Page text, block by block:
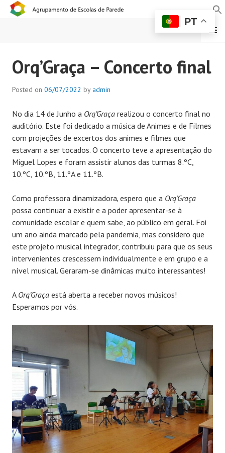
AGRUPAMENTO DE
ESCOLAS DE PAREDE
MENU
Orq’Graça – Concerto final
Posted on 06/07/2022 by admin
No dia 14 de Junho a Orq’Graça realizou o concerto final no
auditório. Este foi dedicado a música de Animes e de Filmes
com projeções de excertos dos animes e filmes que
estavam a ser tocados. O concerto teve a apresentação do
Miguel Lopes e foram assistir alunos das turmas 8.ºC,
10.ºC, 10.ºB, 11.ºA e 11.ºB.
Como professora dinamizadora, espero que a Orq’Graça
possa continuar a existir e a poder apresentar-se à
comunidade escolar e quem sabe, ao público em geral. Foi
um ano ainda marcado pela pandemia, mas considero que
este projeto musical integrador, contribuiu para que os seus
intervenientes crescessem individualmente e em grupo e a
nível musical. Geraram-se dinâmicas muito interessantes!
A Orq’Graça está aberta a receber novos músicos!
Esperamos por vós.
PT